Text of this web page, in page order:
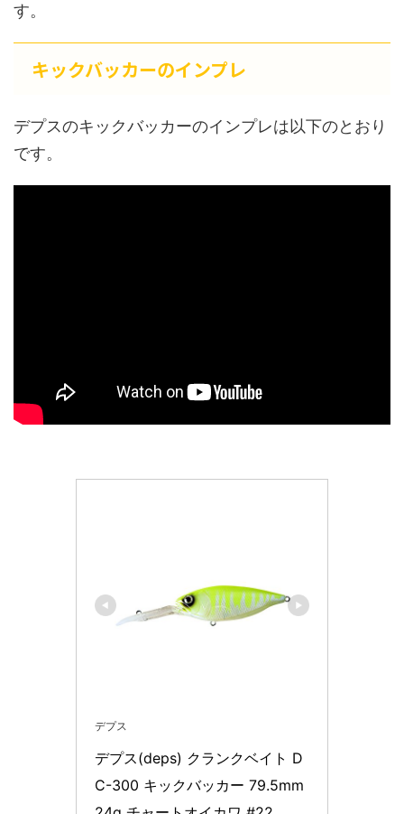
す。
キックバッカーのインプレ
デプスのキックバッカーのインプレは以下のとおり
です。
デプス
デプス(deps) クランクベイト D
C-300 キックバッカー 79.5mm